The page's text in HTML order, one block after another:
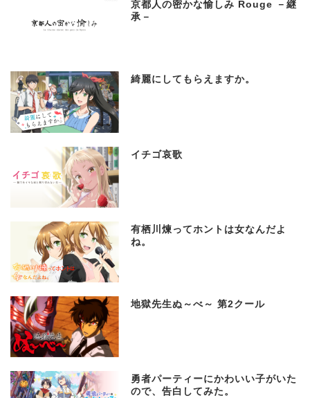
京都人の密かな愉しみ Rouge －継
承－
綺麗にしてもらえますか。
イチゴ哀歌
有栖川煉ってホントは女なんだよ
ね。
地獄先生ぬ～べ～ 第2クール
勇者パーティーにかわいい子がいた
ので、告白してみた。